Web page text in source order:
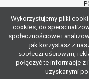
Wykorzystujemy pliki
cookies, do
społecznościowe i
jak korzystasz z
społecznościowym,
połączyć te informacje z
uzyskanymi